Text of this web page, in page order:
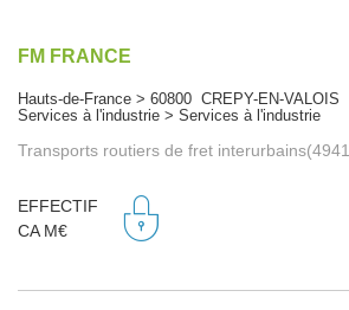
FM FRANCE
Hauts-de-France > 60800 CREPY-EN-VALOIS
Services à l'industrie > Services à l'industrie
Transports routiers de fret
EFFECTIF
CA M€